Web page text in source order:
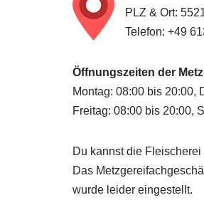
PLZ & Ort:
Telefon: +49
Öffnungszeiten der
Montag: 08:00 bis 20:00,
Freitag: 08:00 bis 20:00,
Du kannst die Fleischerei
Das
wurde leider eingestellt.